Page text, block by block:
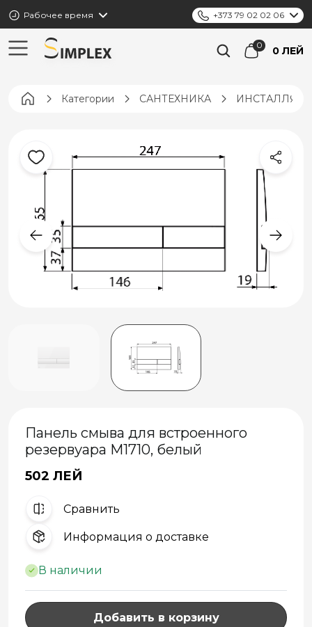
Рабочее время +373 79 02 02 06
0 ЛЕЙ
Pagina principală
Категории САНТЕХНИКА
Панель смыва для встроенного
резервуара M1710, белый
502 ЛЕЙ
Cравнить
Информация о доставке
В наличии
Добавить в корзину